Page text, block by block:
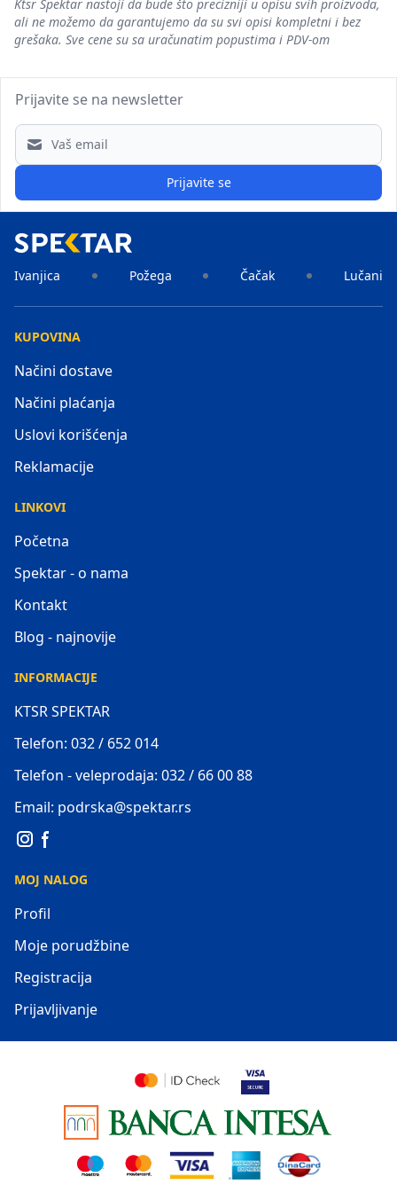
Ktsr Spektar nastoji da bude što precizniji u opisu svih proizvoda,
ali ne možemo da garantujemo da su svi opisi kompletni i bez
grešaka. Sve cene su sa uračunatim popustima i PDV-om
Prijavite se na newsletter
Email address
Prijavite se
Ivanjica Požega Čačak Lučani
KUPOVINA
Načini dostave
Načini plaćanja
Uslovi korišćenja
Reklamacije
LINKOVI
Početna
Spektar - o nama
Kontakt
Blog - najnovije
INFORMACIJE
KTSR SPEKTAR
Telefon: 032 / 652 014
Telefon - veleprodaja: 032 / 66 00 88
Email: podrska@spektar.rs
MOJ NALOG
Profil
Moje porudžbine
Registracija
Prijavljivanje